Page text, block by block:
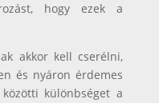
hogy ezek a
akkor kell cserélni,
és nyáron érdemes
különbséget a